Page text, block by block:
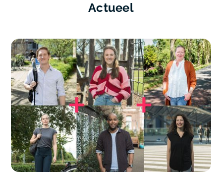
Actueel